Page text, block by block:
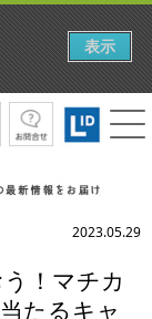
2023.05.29
！マチカ
たるキャ
表示